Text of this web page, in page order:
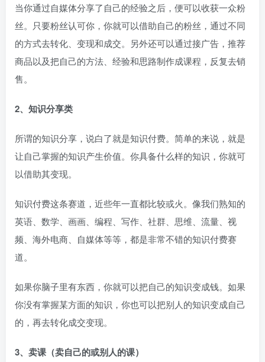
当你通过自媒体分享了自己的经验之后，便可以收获一众粉
丝。只要粉丝认可你，你就可以借助自己的粉丝，通过不同
的方式去转化、变现和成交。另外还可以通过接广告，推荐
商品以及把自己的方法、经验和思路制作成课程，反复去销
售。
2、知识分享类
所谓的知识分享，说白了就是知识付费。简单的来说，就是
让自己掌握的知识产生价值。你具备什么样的知识，你就可
以借助其变现。
知识付费这条赛道，近些年一直都比较或火。像我们熟知的
英语、数学、画画、编程、写作、社群、思维、流量、视
频、海外电商、自媒体等等，都是非常不错的知识付费赛
道。
如果你脑子里有东西，你就可以把自己的知识变成钱。如果
你没有掌握某方面的知识，你也可以把别人的知识变成自己
的，再去转化成交变现。
3、卖课（卖自己的或别人的课）